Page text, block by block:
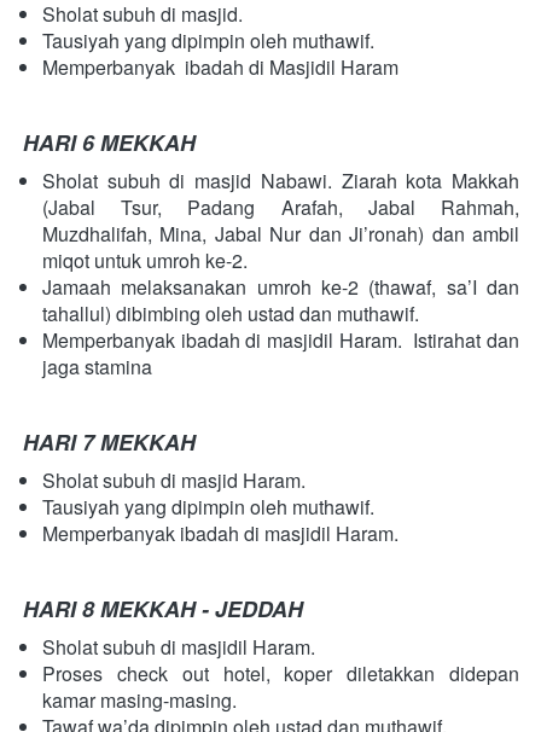
Sholat subuh di masjid.
Tausiyah yang dipimpin oleh muthawif.
Memperbanyak  ibadah di Masjidil Haram
HARI 6 MEKKAH
Sholat subuh di masjid Nabawi. Ziarah kota Makkah
(Jabal Tsur, Padang Arafah, Jabal Rahmah,
Muzdhalifah, Mina, Jabal Nur dan Ji’ronah) dan ambil
miqot untuk umroh ke-2.
Jamaah melaksanakan umroh ke-2 (thawaf, sa’I dan
tahallul) dibimbing oleh ustad dan muthawif.
Memperbanyak ibadah di masjidil Haram.  Istirahat dan
jaga stamina
HARI 7 MEKKAH
Sholat subuh di masjid Haram.
Tausiyah yang dipimpin oleh muthawif.
Memperbanyak ibadah di masjidil Haram.
HARI 8 MEKKAH - JEDDAH
Sholat subuh di masjidil Haram.
Proses check out hotel, koper diletakkan didepan
kamar masing-masing.